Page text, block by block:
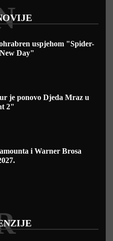
uspjehom "Spider-
Day"
je ponovo Djeda Mraz u
2"
i Warner Brosa